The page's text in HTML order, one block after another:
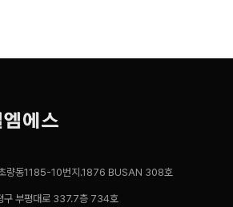
초량동1185-10번지.1876 BUSAN 308호
구 부평대로 337.7층 734호